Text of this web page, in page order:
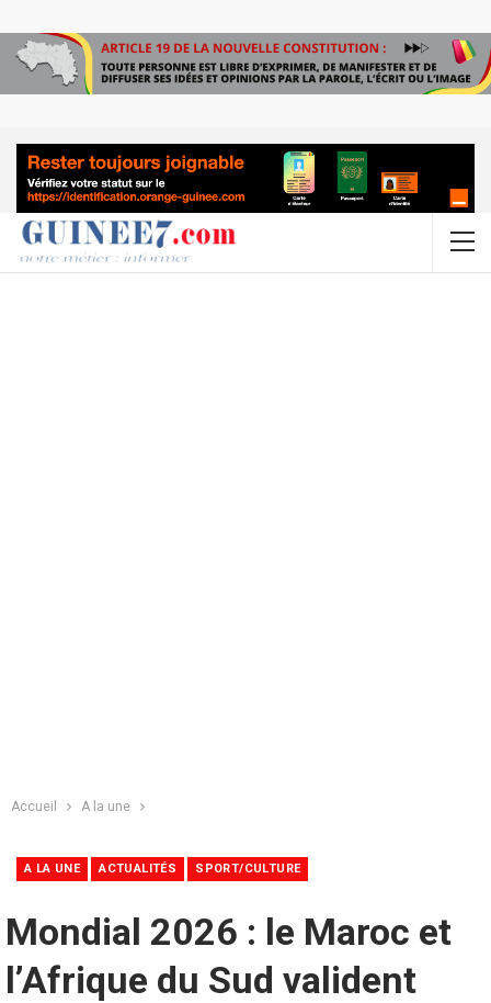
Accueil A la une
A LA UNE ACTUALITÉS SPORT/CULTURE
Mondial 2026 : le Maroc et
l’Afrique du Sud valident